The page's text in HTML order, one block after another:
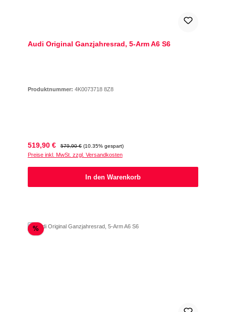
Audi Original Ganzjahresrad, 5-Arm A6 S6
Produktnummer: 4K0073718 8Z8
Verkaufspreis:
519,90 € Regulärer Preis:
579,90 € (10.35% gespart)
Preise inkl. MwSt. zzgl. Versandkosten
In den Warenkorb
%Rabatt